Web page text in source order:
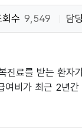
회수 9,549 담
진료를 받는 환
여비가 최근 2년